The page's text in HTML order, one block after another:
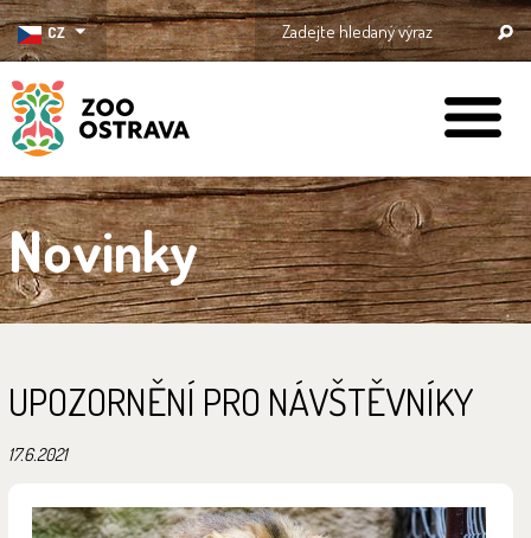
CZ
ZOO Ostrava
Novinky
UPOZORNĚNÍ PRO NÁVŠTĚVNÍKY
17.6.2021